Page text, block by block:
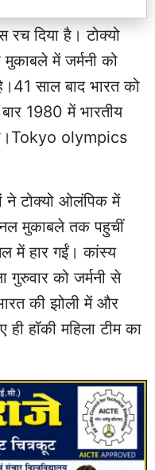
रच दिया है। टोक्यो
में जर्मनी को
साल बाद भारत को
1980 में भारतीय
olympics
ने टोक्यो ओलंपिक में
मुकाबले तक पहुचीं
में हार गईं। कांस्य
को जर्मनी से
की झोली में और
हॉकी महिला टीम का